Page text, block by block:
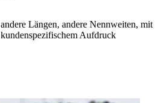
andere Längen, andere Nennweiten, mit
kundenspezifischem Aufdruck